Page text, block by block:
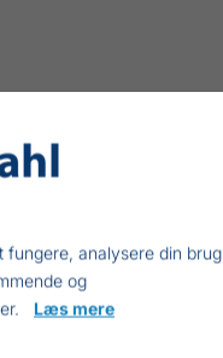
fungere, analysere din brug
og
Læs mere